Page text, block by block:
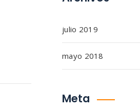
julio 2019
mayo 2018
Meta